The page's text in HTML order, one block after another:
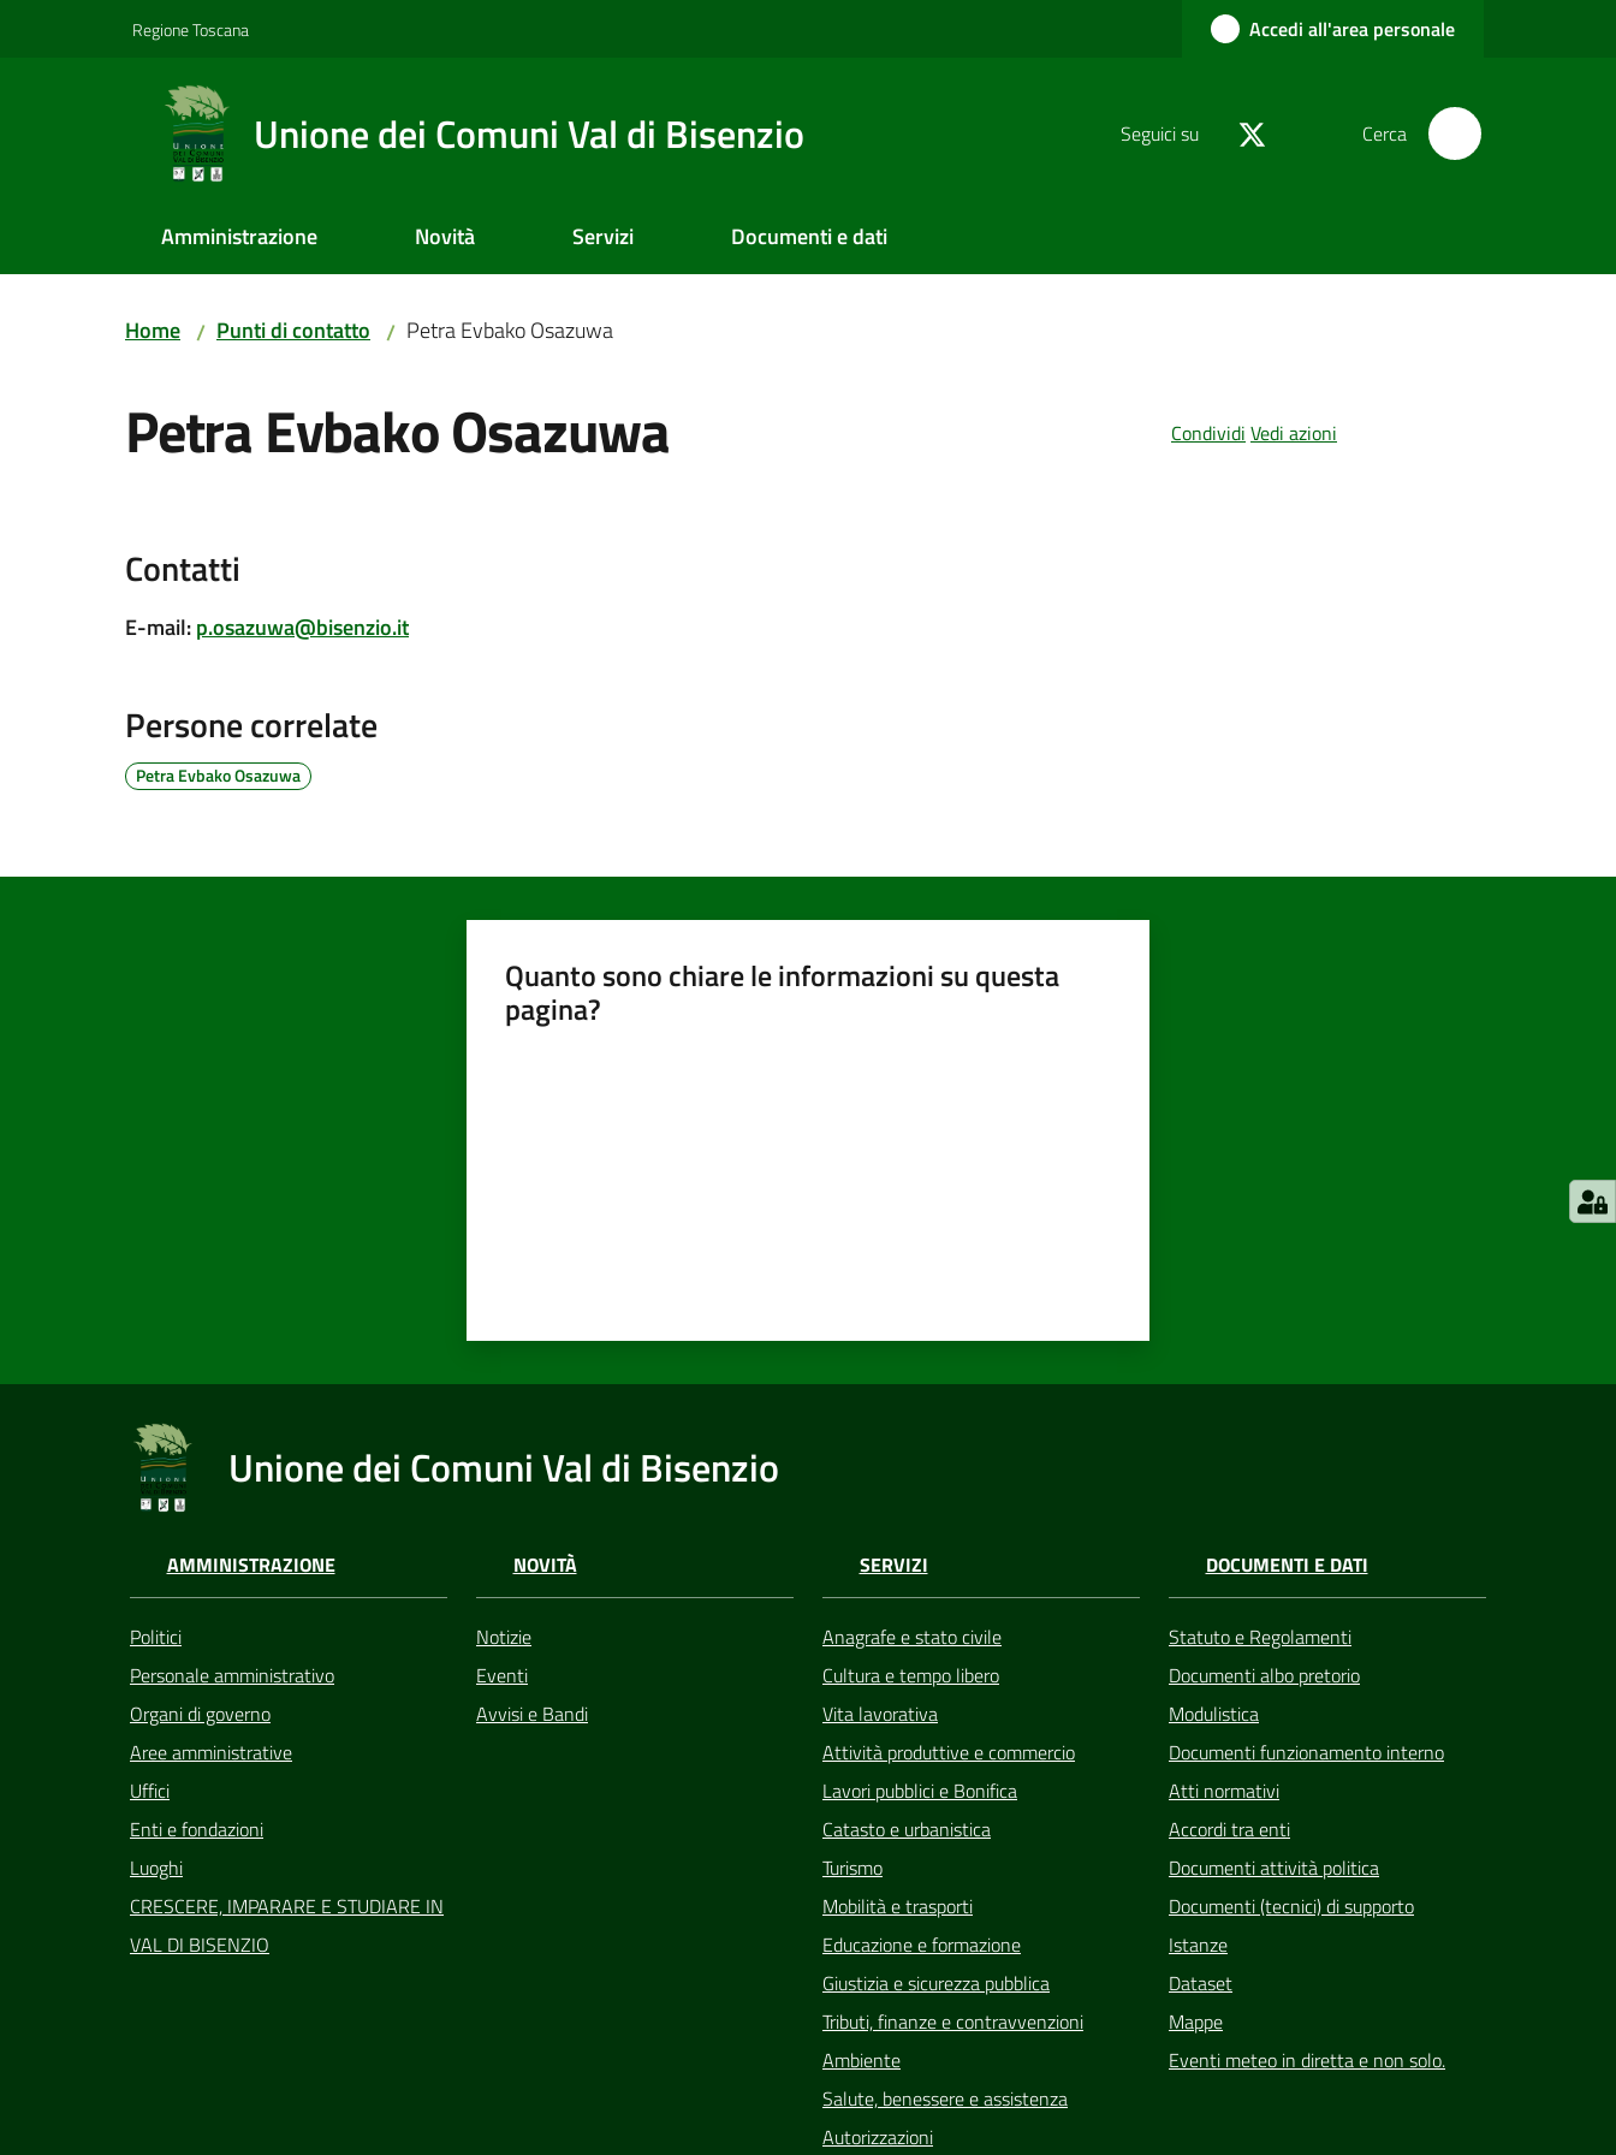
Regione Toscana Accedi all'area personale
Unione dei Comuni Val di Bisenzio Seguici su Cerca
Amministrazione Novità Servizi Documenti e dati
Home / Punti di contatto / Petra Evbako Osazuwa
Petra Evbako Osazuwa Condividi Vedi azioni
Contatti
E-mail:p.osazuwa@bisenzio.it
Persone correlate
Petra Evbako Osazuwa
Quanto sono chiare le informazioni su questa
pagina?
Unione dei Comuni Val di Bisenzio
AMMINISTRAZIONE
Politici
Personale amministrativo
Organi di governo
Aree amministrative
Uffici
Enti e fondazioni
Luoghi
CRESCERE, IMPARARE E STUDIARE IN
VAL DI BISENZIO
NOVITÀ
Notizie
Eventi
Avvisi e Bandi
SERVIZI
Anagrafe e stato civile
Cultura e tempo libero
Vita lavorativa
Attività produttive e commercio
Lavori pubblici e Bonifica
Catasto e urbanistica
Turismo
Mobilità e trasporti
Educazione e formazione
Giustizia e sicurezza pubblica
Tributi, finanze e contravvenzioni
Ambiente
Salute, benessere e assistenza
Autorizzazioni
DOCUMENTI E DATI
Statuto e Regolamenti
Documenti albo pretorio
Modulistica
Documenti funzionamento interno
Atti normativi
Accordi tra enti
Documenti attività politica
Documenti (tecnici) di supporto
Istanze
Dataset
Mappe
Eventi meteo in diretta e non solo.